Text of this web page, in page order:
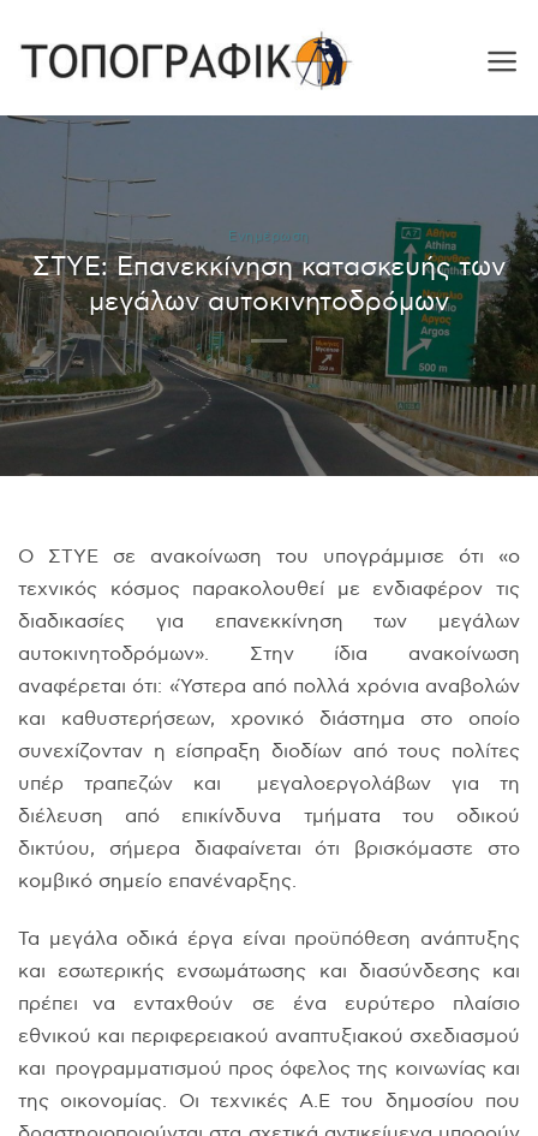
content
Ενημέρωση
ΣΤΥΕ: Επανεκκίνηση κατασκευής των
μεγάλων αυτοκινητοδρόμων
Ο ΣΤΥΕ σε ανακοίνωση του υπογράμμισε ότι «ο
τεχνικός κόσμος παρακολουθεί με ενδιαφέρον τις
διαδικασίες για επανεκκίνηση των μεγάλων
αυτοκινητοδρόμων». Στην ίδια ανακοίνωση
αναφέρεται ότι: «Ύστερα από πολλά χρόνια αναβολών
και καθυστερήσεων, χρονικό διάστημα στο οποίο
συνεχίζονταν η είσπραξη διοδίων από τους πολίτες
υπέρ τραπεζών και μεγαλοεργολάβων για τη
διέλευση από επικίνδυνα τμήματα του οδικού
δικτύου, σήμερα διαφαίνεται ότι βρισκόμαστε στο
κομβικό σημείο επανέναρξης.
Τα μεγάλα οδικά έργα είναι προϋπόθεση ανάπτυξης
και εσωτερικής ενσωμάτωσης και διασύνδεσης και
πρέπει να ενταχθούν σε ένα ευρύτερο πλαίσιο
εθνικού και περιφερειακού αναπτυξιακού σχεδιασμού
και προγραμματισμού προς όφελος της κοινωνίας και
της οικονομίας. Οι τεχνικές Α.Ε του δημοσίου που